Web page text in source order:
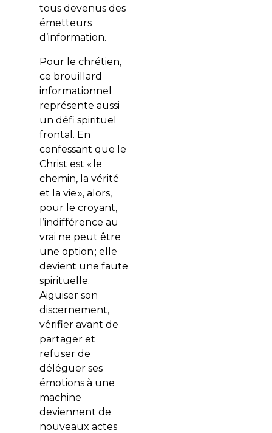
tous devenus des
émetteurs
d’information.
Pour le chrétien,
ce brouillard
informationnel
représente aussi
un défi spirituel
frontal. En
confessant que le
Christ est « le
chemin, la vérité
et la vie », alors,
pour le croyant,
l’indifférence au
vrai ne peut être
une option ; elle
devient une faute
spirituelle.
Aiguiser son
discernement,
vérifier avant de
partager et
refuser de
déléguer ses
émotions à une
machine
deviennent de
nouveaux actes